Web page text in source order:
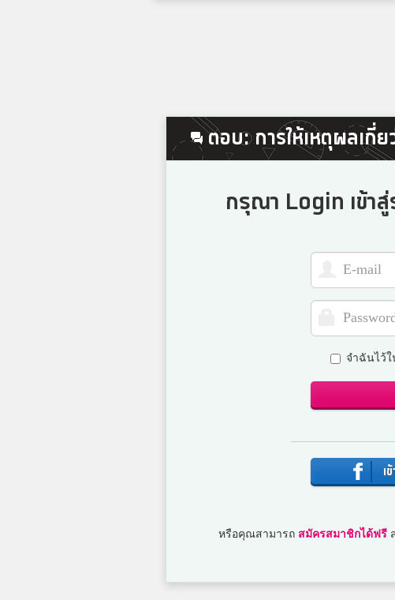
ตอบ: การให้เหตุผลเกี่
กรุณา Login เข้า
จำฉันไว้
เ
หรือคุณสามารถ สมัครสมาชิกได้ฟรี